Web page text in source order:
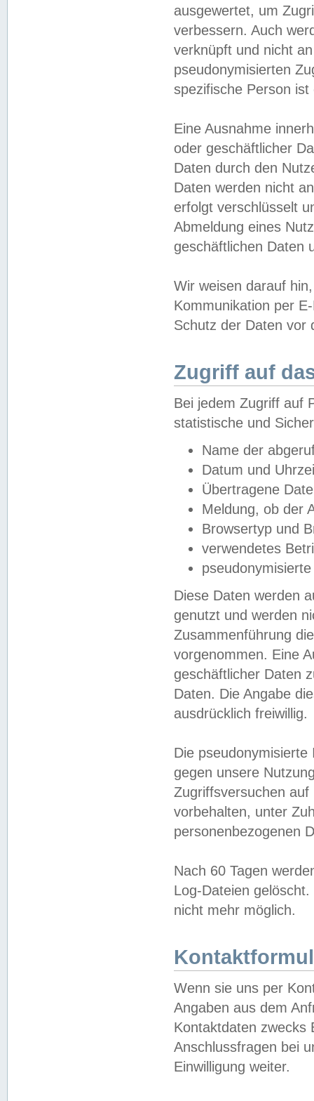
ausgewertet, um
verbessern. Auch
verknüpft und nicht
pseudonymisierten
spezifische Person
Eine Ausnahme
oder geschäftlicher
Daten durch den
Daten werden nicht
erfolgt verschlüsselt
Abmeldung eines
geschäftlichen Daten
Wir weisen darauf
Kommunikation per
Schutz der Daten vor
Zugriff auf
Bei jedem Zugriff auf
statistische und
Name der
Datum und
Übertragene
Meldung, ob der
Browsertyp und
verwendetes
Diese Daten werden
genutzt und werden
Zusammenführung
vorgenommen. Eine
geschäftlicher Daten
Daten. Die Angabe
ausdrücklich freiwillig.
Die
gegen unsere
Zugriffsversuchen
vorbehalten, unter
personenbezogenen
Nach 60 Tagen
Log-Dateien
nicht mehr möglich.
Wenn sie uns per
Angaben aus dem
Kontaktdaten zwecks
Anschlussfragen bei
Einwilligung weiter.